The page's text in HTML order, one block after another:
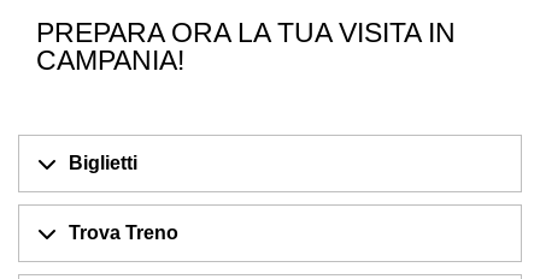
PREPARA ORA LA TUA VISITA IN
CAMPANIA!
Biglietti
Trova Treno